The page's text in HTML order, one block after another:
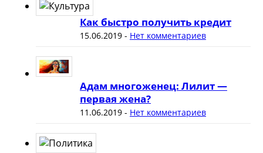
Как быстро получить кредит
15.06.2019- Нет комментариев
Адам многоженец: Лилит —
первая жена?
11.06.2019- Нет комментариев